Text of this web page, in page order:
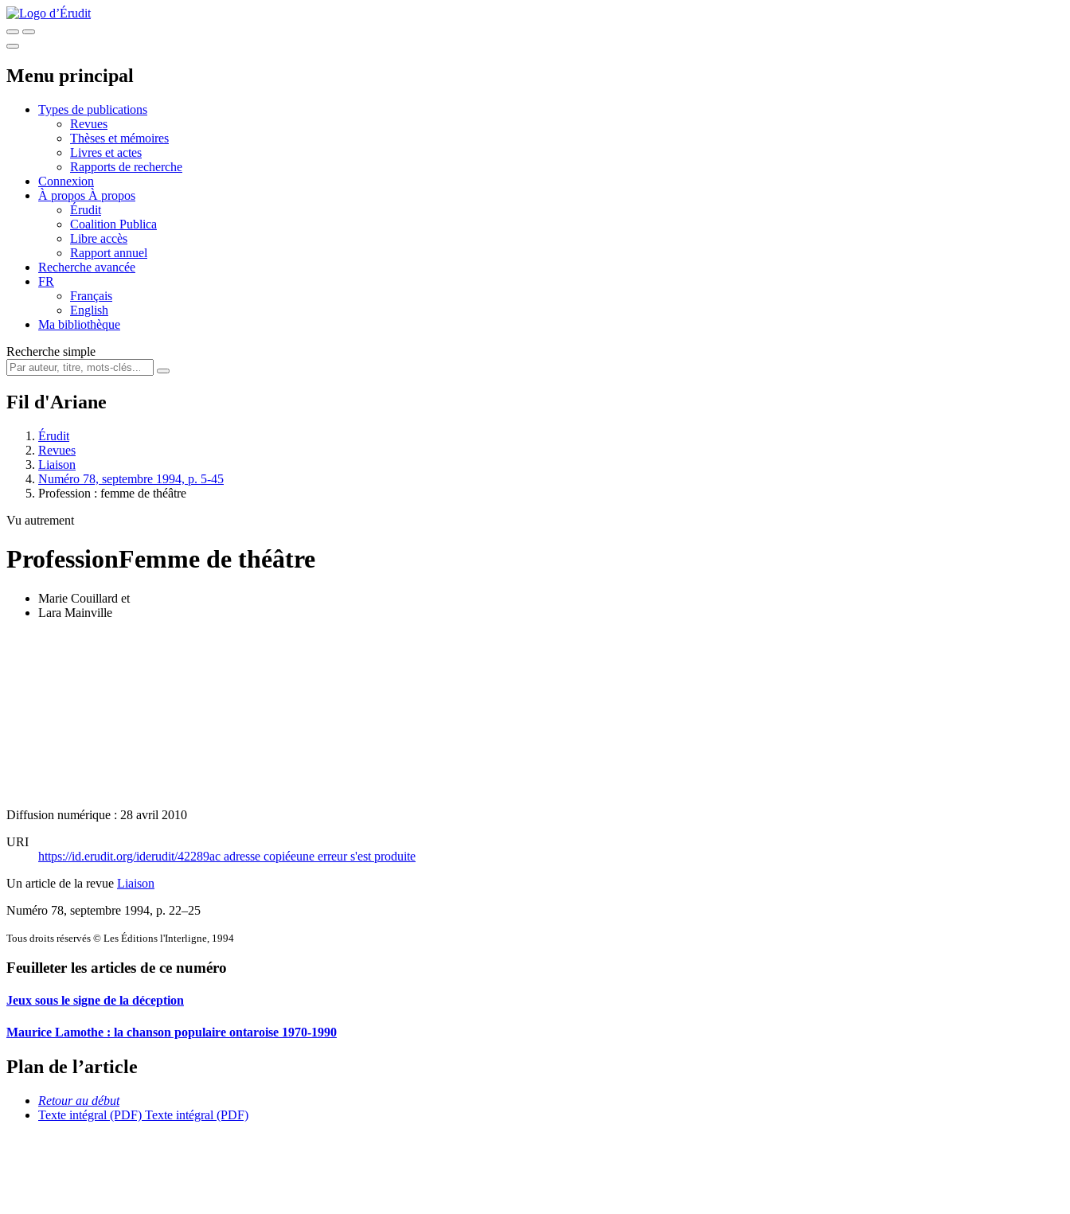
Menu principal
Types de publications
Revues
Thèses et mémoires
Livres et actes
Rapports de recherche
Connexion
À propos À propos
Érudit
Coalition Publica
Libre accès
Rapport annuel
Recherche avancée
FR
Français
English
Ma bibliothèque
Recherche simple
Fil d'Ariane
Érudit
Revues
Liaison
Numéro 78, septembre 1994, p. 5-45
Profession : femme de théâtre
Vu autrement
ProfessionFemme de théâtre
Marie Couillard et
Lara Mainville
Diffusion numérique : 28 avril 2010
URI
https://id.erudit.org/iderudit/42289ac adresse copiéeune erreur s'est produite
Un article de la revue Liaison
Numéro 78, septembre 1994, p. 22–25
Tous droits réservés © Les Éditions l'Interligne, 1994
Feuilleter les articles de ce numéro
Jeux sous le signe de la déception
Maurice Lamothe : la chanson populaire ontaroise 1970-1990
Plan de l’article
Retour au début
Texte intégral (PDF) Texte intégral (PDF)